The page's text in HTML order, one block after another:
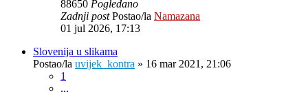
88650 Pogledano
Zadnji postPostao/la Namazana
01 jul 2026, 17:13
Slovenija u slikama
Postao/la uvijek_kontra » 16 mar 2021, 21:06
1
...